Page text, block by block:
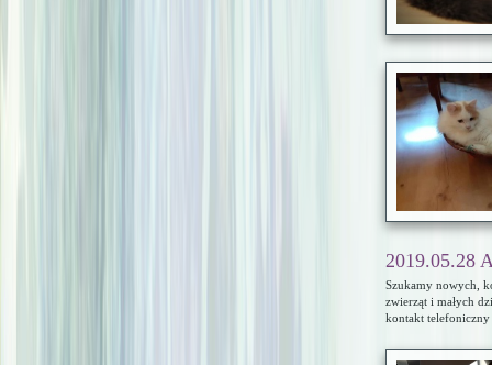
2019.05.28
Szukamy nowych,
zwierząt i małych
kontakt